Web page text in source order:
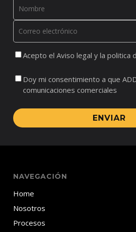
Acepto el Aviso legal y la politica
Doy mi consentimiento a que
comunicaciones comerciales
ENVIAR
NAVEGACIÓN
Home
Nosotros
Procesos